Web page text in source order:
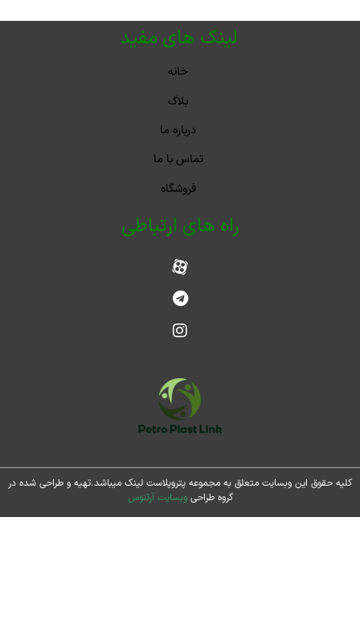
لینک های مفید
درباره ما
تماس با ما
فروشگاه
راه های ارتباطی
این وبسایت متعلق به مجموعه پتروپلاست لینک میباشد.تهیه و طراحی شده در
گروه طراحی وبسایت آرتنوس